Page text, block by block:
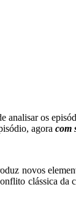
os
agora com
novos
clássica